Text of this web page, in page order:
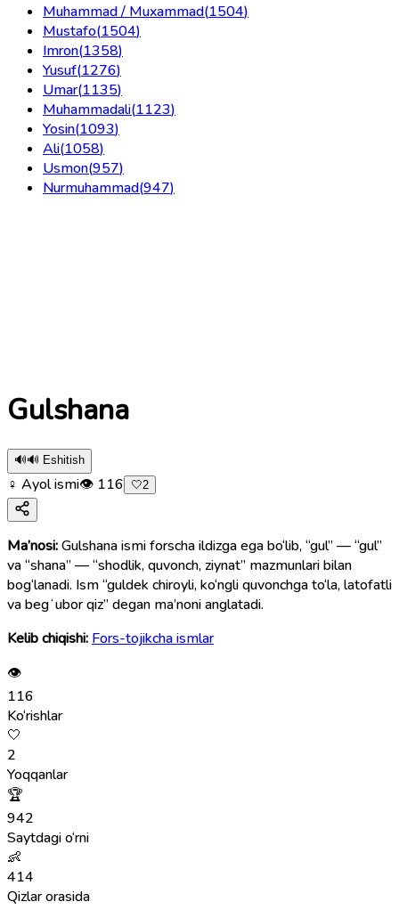
Muhammad / Muxammad(1504)
Mustafo(1504)
Imron(1358)
Yusuf(1276)
Umar(1135)
Muhammadali(1123)
Yosin(1093)
Ali(1058)
Usmon(957)
Nurmuhammad(947)
Gulshana
🔊🔊 Eshitish
♀ Ayol ismi👁 116 🤍2
Ma’nosi:Gulshana ismi forscha ildizga ega bo‘lib, “gul” — “gul”
va “shana” — “shodlik, quvonch, ziynat” mazmunlari bilan
bog‘lanadi. Ism “guldek chiroyli, ko‘ngli quvonchga to‘la, latofatli
va begʻubor qiz” degan ma’noni anglatadi.
Kelib chiqishi: Fors-tojikcha ismlar
👁
116
Ko‘rishlar
🤍
2
Yoqqanlar
🏆
942
Saytdagi o‘rni
👶
414
Qizlar orasida